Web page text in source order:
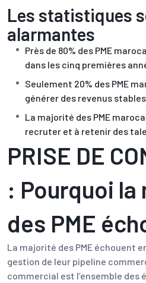
Les statistiques
alarmantes
Près de 80% des PME
dans les cinq premières
Seulement 20% des PME
générer des revenus
La majorité des PME
recruter et à retenir des
PRISE DE
: Pourquoi
des PME
La majorité des PME échouent
gestion de leur pipeline
commercial est l’ensemble des